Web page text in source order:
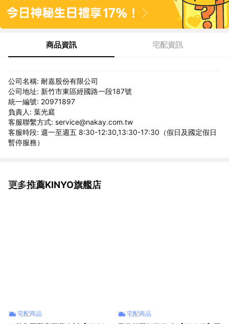
商品資訊 宅配資訊
公司名稱: 耐嘉股份有限公司
公司地址: 新竹市東區經國路一段187號
統一編號: 20971897
負責人: 葉光庭
客服聯繫方式: service@nakay.com.tw
客服時段: 週一至週五 8:30-12:30,13:30-17:30（假日及國定假日
暫停服務）
更多推薦KINYO旗艦店
看更多
宅配商品 宅配商品